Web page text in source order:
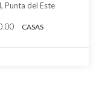
Punta del Este
CASAS